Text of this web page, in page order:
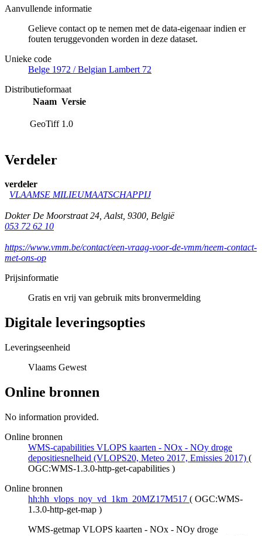
Aanvullende informatie
Gelieve contact op te nemen met de data-eigenaar indien er
fouten teruggevonden worden in deze dataset.
Unieke code
Belge 1972 / Belgian Lambert 72
Distributieformaat
Naam Versie
GeoTiff 1.0
Verdeler
verdeler
VLAAMSE MILIEUMAATSCHAPPIJ
Dokter De Moorstraat 24,Aalst, 9300, België
053 72 62 10
https://www.vmm.be/contact/een-vraag-voor-de-vmm/neem-contact-
met-ons-op
Prijsinformatie
Gratis en vrij van gebruik mits bronvermelding
Digitale leveringsopties
Leveringseenheid
Vlaams Gewest
Online bronnen
No information provided.
Online bronnen
WMS-capabilities VLOPS kaarten - NOx - NOy droge
depositiesnelheid (VLOPS20, Meteo 2017, Emissies 2017) (
OGC:WMS-1.3.0-http-get-capabilities )
Online bronnen
hh:hh_vlops_noy_vd_1km_20MZ17M517 ( OGC:WMS-
1.3.0-http-get-map )
WMS-getmap VLOPS kaarten - NOx - NOy droge